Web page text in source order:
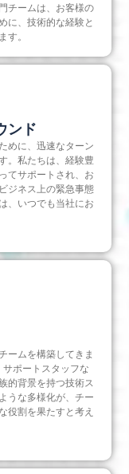
チームは、お客様の
に、技術的な経験と
す。
ンド
めに、迅速なターン
。私たちは、経験豊
てサポートされ、お
ジネス上の緊急事態
、いつでも当社にお
ームを構築してきま
ポートスタッフな
的背景を持つ技術ス
うな多様化が、チー
役割を果たすと考え